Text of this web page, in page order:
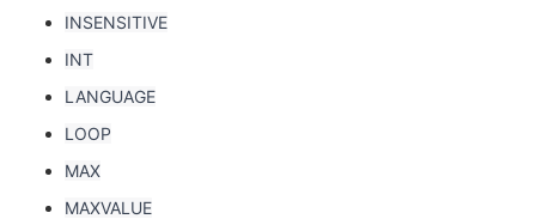
INSENSITIVE
INT
LANGUAGE
LOOP
MAX
MAXVALUE